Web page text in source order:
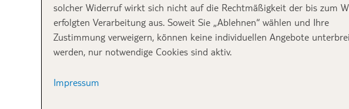
solcher Widerruf wirkt sich nicht auf die Rechtmäßigkeit der bis zum
erfolgten Verarbeitung aus. Soweit Sie „Ablehnen“ wählen und Ihre
Zustimmung verweigern, können keine individuellen Angebote
werden, nur notwendige Cookies sind aktiv.
Impressum